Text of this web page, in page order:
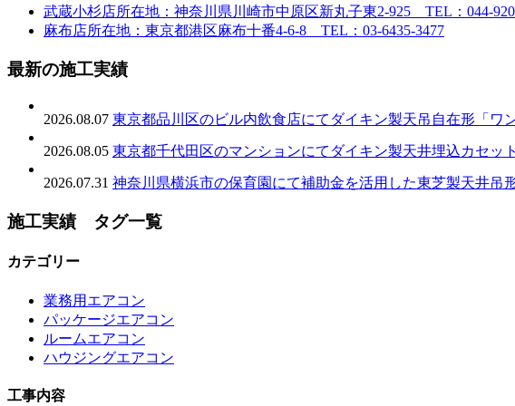
武蔵小杉店所在地：神奈川県川崎市中原区新丸子東2-925 TEL：044-
麻布店所在地：東京都港区麻布十番4-6-8 TEL：03-6435-3477
最新の施工実績
2026.08.07 東京都品川区のビル内飲食店にてダイキン製天吊自在形「ワ
2026.08.05 東京都千代田区のマンションにてダイキン製天井埋込カセッ
2026.07.31 神奈川県横浜市の保育園にて補助金を活用した東芝製天井吊
施工実績 タグ一覧
カテゴリー
業務用エアコン
パッケージエアコン
ルームエアコン
ハウジングエアコン
工事内容